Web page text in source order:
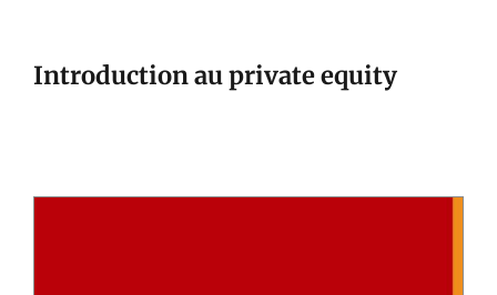
Introduction au private equity